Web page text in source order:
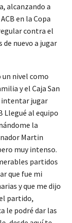
alcanzando a
en la Copa
contra el
de nuevo a jugar
nivel como
y el Caja San
intentar jugar
Llegué al equipo
la
Martin
muy intenso.
partidos
que fue mi
y que me dijo
partido,
le podré dar las